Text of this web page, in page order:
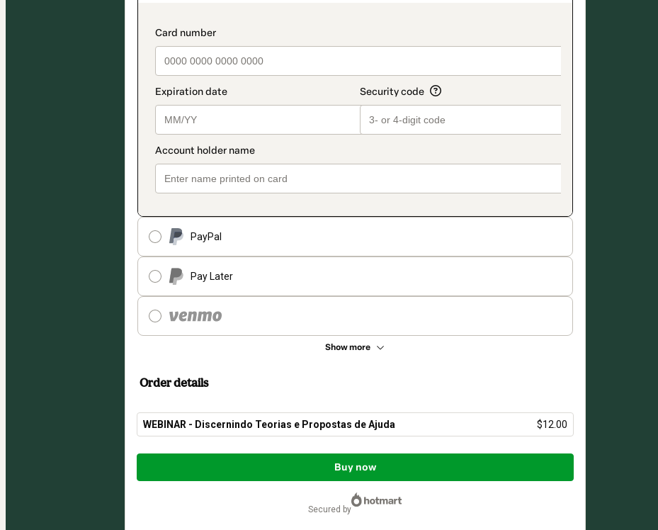
payment_data.section_title_v2
PayPal
Pay Later
Show more
method
Order details
WEBINAR - Discernindo Teorias e Propostas de Ajuda $12.00
Total
$12.00
Buy now
secured by